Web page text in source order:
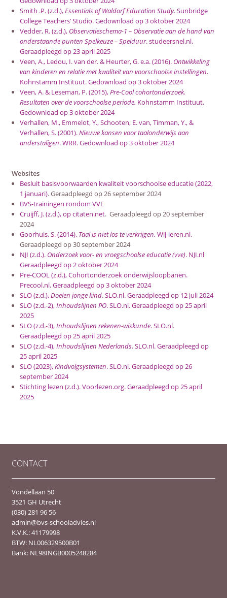
Smith .P. (z.d.),Essentials of Waldorf Education Study. Sunbridge
College Teachers’ Studio. Gedownload op 3 oktober 2024
Vedder, R. (z.d.), Observatieschema-1 – Observatie aan de hand van
onderstaande punten Spelkeuze – Spelduur. studeersnel.nl.
Geraadpleegd op 23 april 2025
Veen, A., Ledou, I. van der. & Heurter, G. e.a. (2016). Ontwikkeling
van kinderen en relatie met kwaliteit van voorschoolse instellingen.
Kohnstamm Instituut. Gedownload op 3 oktober 2024
Veen, A. & Leseman, P. (2015),Pre-Cool cohortonderzoek.
Resultaten over de voorschoolse periode. Kohnstamm Instituut.
Gedownload op 3 oktober 2024
Verhallen, M., Emmelot, Y., Schooten, E. van, Timman, Y., &
Verhallen, S. (2001).Nieuwe kansen voor taalonderwijs aan
anderstaligen. WRR. Gedownload op 3 oktober 2024
Websites
Besluit basisvoorwaarden kwaliteit voorschoolse educatie (2022,
1 januari). Geraadpleegd op 26 september 2024
BVS-trainingen rondom VVE
Cruijff, J. (z.d.), op citaten.net. Geraadpleegd op 20 september
2024
Goorhuis, S. (2014). Taal is niet los te verkrijgen. Wij-leren.nl.
Geraadpleegd op 30 september 2024
NJI (z.d.). Onderzoek voor- en vroegschoolse educatie (vve). NJI.nl
Geraadpleegd op 2 oktober 2024
Pre-COOL (z.d.), Cohortonderzoek onderwijsloopbanen.
Precool.nl. Geraadpleegd op 3 oktober 2024
SLO (z.d.),Doelen jonge kind. SLO.nl. Geraadpleegd op 12 juli 2024
SLO (z.d.-2),Inhoudslijnen PO. SLO.nl. Geraadpleegd op 25 april
2025
SLO (z.d.-3),Inhoudslijnen rekenen-wiskunde. SLO.nl.
Geraadpleegd op 25 april 2025
SLO (z.d.-4),Inhoudslijnen Nederlands. SLO.nl. Geraadpleegd op
25 april 2025
SLO (2023),Kindvolgsystemen. SLO.nl. Geraadpleegd op 26
september 2024
Stichting lezen (z.d.). Voorlezen.org. Geraadpleegd op 25 april
2025
CONTACT
Vondellaan 50
3521 GH Utrecht
(030) 281 96 56
admin@bvs-schooladvies.nl
K.V.K.: 41179998
BTW: NL006329500B01
Bank: NL98INGB0005248284